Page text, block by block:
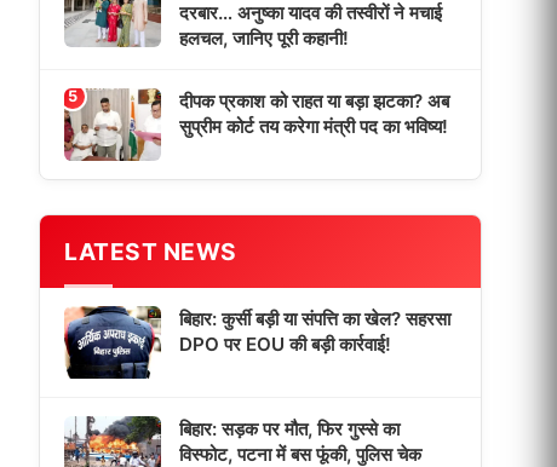
दरबार… अनुष्का यादव की तस्वीरों ने मचाई
हलचल, जानिए पूरी कहानी!
5
दीपक प्रकाश को राहत या बड़ा झटका? अब
सुप्रीम कोर्ट तय करेगा मंत्री पद का भविष्य!
LATEST NEWS
बिहार: कुर्सी बड़ी या संपत्ति का खेल? सहरसा
DPO पर EOU की बड़ी कार्रवाई!
बिहार: सड़क पर मौत, फिर गुस्से का
विस्फोट, पटना में बस फूंकी, पुलिस चेक